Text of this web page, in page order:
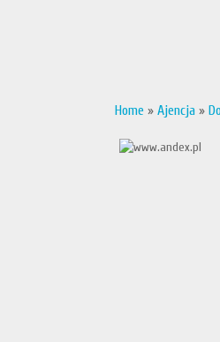
Home » Ajencja »